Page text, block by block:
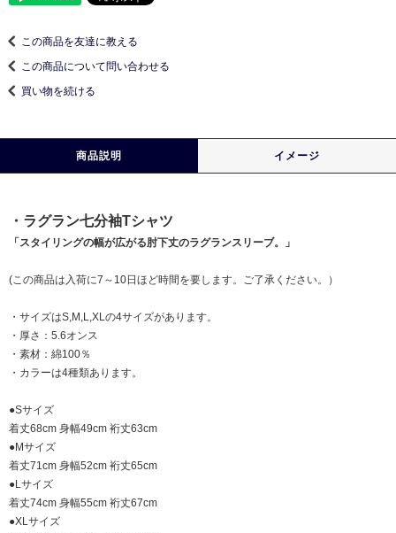
この商品を友達に教える
この商品について問い合わせる
買い物を続ける
商品説明 イメージ
・ラグラン七分袖Tシャツ
「スタイリングの幅が広がる肘下丈のラグランスリーブ。」
(この商品は入荷に7～10日ほど時間を要します。ご了承ください。）
・サイズはS,M,L,XLの4サイズがあります。
・厚さ：5.6オンス
・素材：綿100％
・カラーは4種類あります。
●Sサイズ
着丈68cm 身幅49cm 裄丈63cm
●Mサイズ
着丈71cm 身幅52cm 裄丈65cm
●Lサイズ
着丈74cm 身幅55cm 裄丈67cm
●XLサイズ